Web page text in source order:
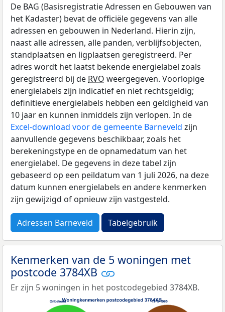
De BAG (Basisregistratie Adressen en Gebouwen van
het Kadaster) bevat de officiële gegevens van alle
adressen en gebouwen in Nederland. Hierin zijn,
naast alle adressen, alle panden, verblijfsobjecten,
standplaatsen en ligplaatsen geregistreerd. Per
adres wordt het laatst bekende energielabel zoals
geregistreerd bij de RVO weergegeven. Voorlopige
energielabels zijn indicatief en niet rechtsgeldig;
definitieve energielabels hebben een geldigheid van
10 jaar en kunnen inmiddels zijn verlopen. In de
Excel-download voor de gemeente Barneveld zijn
aanvullende gegevens beschikbaar, zoals het
berekeningstype en de opnamedatum van het
energielabel. De gegevens in deze tabel zijn
gebaseerd op een peildatum van 1 juli 2026, na deze
datum kunnen energielabels en andere kenmerken
zijn gewijzigd of opnieuw zijn vastgesteld.
Adressen Barneveld Tabelgebruik
Kenmerken van de 5 woningen met
postcode 3784XB
Er zijn 5 woningen in het postcodegebied 3784XB.